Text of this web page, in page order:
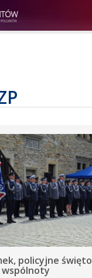
policyjne święto